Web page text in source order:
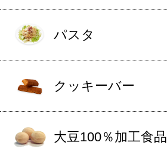
パスタ
クッキーバー
大豆100％加工食品